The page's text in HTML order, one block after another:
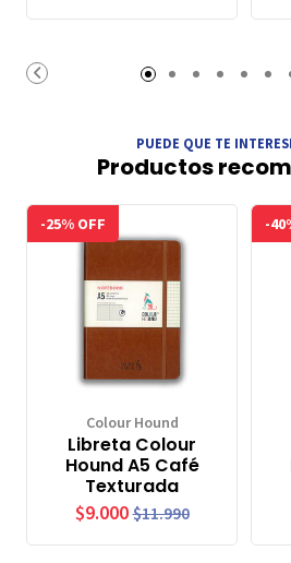
PUEDE QUE TE
Productos
-25% OFF
Colour Hound
Libreta Colour
Hound A5 Café
Texturada
$9.000 $11.990
-